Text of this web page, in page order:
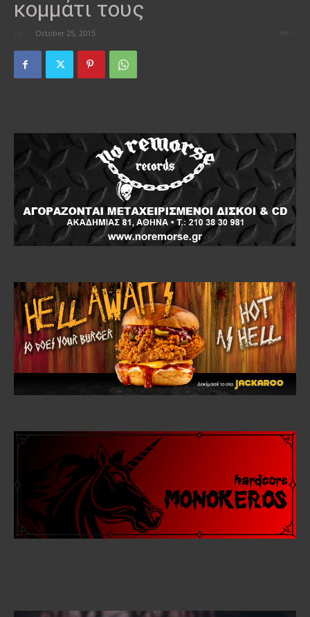
κομμάτι τους
October 25, 2015